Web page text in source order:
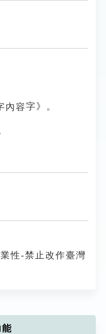
字》。
性-禁止改作臺灣